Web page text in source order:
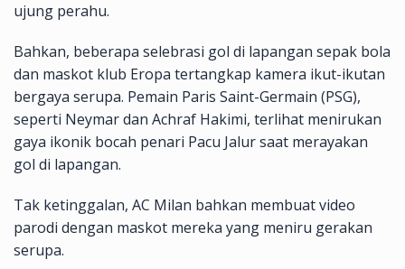
ujung perahu.
Bahkan, beberapa selebrasi gol di lapangan sepak bola
dan maskot klub Eropa tertangkap kamera ikut-ikutan
bergaya serupa. Pemain Paris Saint-Germain (PSG),
seperti Neymar dan Achraf Hakimi, terlihat menirukan
gaya ikonik bocah penari Pacu Jalur saat merayakan
gol di lapangan.
Tak ketinggalan, AC Milan bahkan membuat video
parodi dengan maskot mereka yang meniru gerakan
serupa.